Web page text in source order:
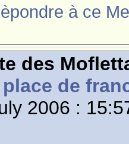
à ce
des
place de
2006 :